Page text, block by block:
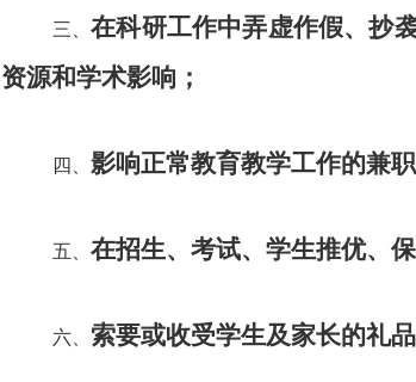
在科研工作中弄虚作假、抄
资源和学术影响；
影响正常教育教学工作的兼
在招生、考试、学生推优、
索要或收受学生及家长的礼